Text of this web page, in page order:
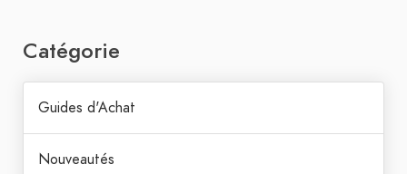
Catégorie
Guides d'Achat
Nouveautés